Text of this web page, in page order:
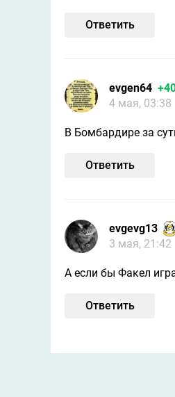
Ответить
evgen64
4 мая, 03:38
В Бомбардире за
Ответить
evgevg13
3 мая, 21:42
А если бы Факел
Ответить